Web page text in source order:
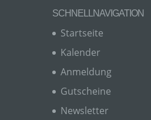
SCHNELLNAVIGATION
Startseite
Kalender
Anmeldung
Gutscheine
Newsletter
zu